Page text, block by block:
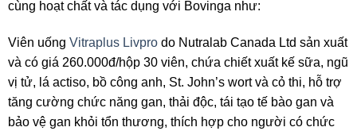
cùng hoạt chất và tác dụng với Bovinga như:
Viên uống Vitraplus Livpro do Nutralab Canada Ltd sản xuất
và có giá 260.000đ/hộp 30 viên, chứa chiết xuất kế sữa, ngũ
vị tử, lá actiso, bồ công anh, St. John’s wort và cỏ thi, hỗ trợ
tăng cường chức năng gan, thải độc, tái tạo tế bào gan và
bảo vệ gan khỏi tổn thương, thích hợp cho người có chức